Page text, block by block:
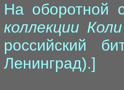
На оборотной
коллекции
российский
Ленинград).]